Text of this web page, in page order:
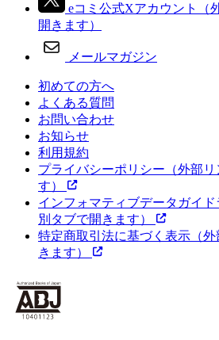
eコミ公式Xアカウント
（
開きます）
メールマガジン
初めての方へ
よくある質問
お問い合わせ
お知らせ
利用規約
プライバシーポリシー （外部
す）
インフォマティブデータガイド
別タブで開きます）
特定商取引法に基づく表示 （
きます）